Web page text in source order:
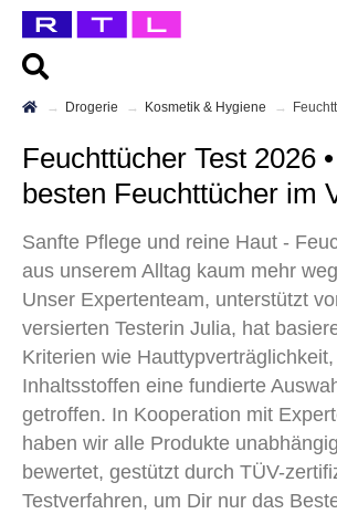
Drogerie Kosmetik & Hygiene
Feuchttücher Test 2026 • Die 11
besten Feuchttücher im
Sanfte Pflege und reine Haut -
aus unserem Alltag kaum mehr
Unser Expertenteam, unterstützt
versierten Testerin Julia, hat
Kriterien wie
Inhaltsstoffen eine fundierte
getroffen. In Kooperation mit
haben wir alle Produkte
bewertet, gestützt durch TÜV-
Testverfahren, um Dir nur das